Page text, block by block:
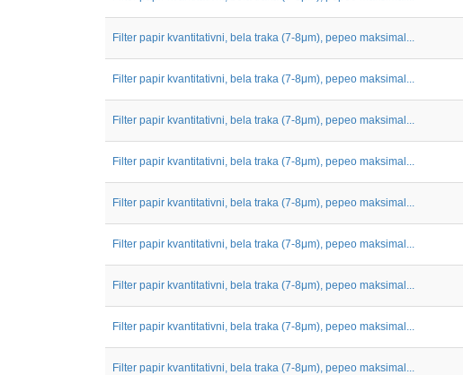
Filter papir kvantitativni, bela traka (7-8μm), pepeo maksimal...
Filter papir kvantitativni, bela traka (7-8μm), pepeo maksimal...
Filter papir kvantitativni, bela traka (7-8μm), pepeo maksimal...
Filter papir kvantitativni, bela traka (7-8μm), pepeo maksimal...
Filter papir kvantitativni, bela traka (7-8μm), pepeo maksimal...
Filter papir kvantitativni, bela traka (7-8μm), pepeo maksimal...
Filter papir kvantitativni, bela traka (7-8μm), pepeo maksimal...
Filter papir kvantitativni, bela traka (7-8μm), pepeo maksimal...
Filter papir kvantitativni, bela traka (7-8μm), pepeo maksimal...